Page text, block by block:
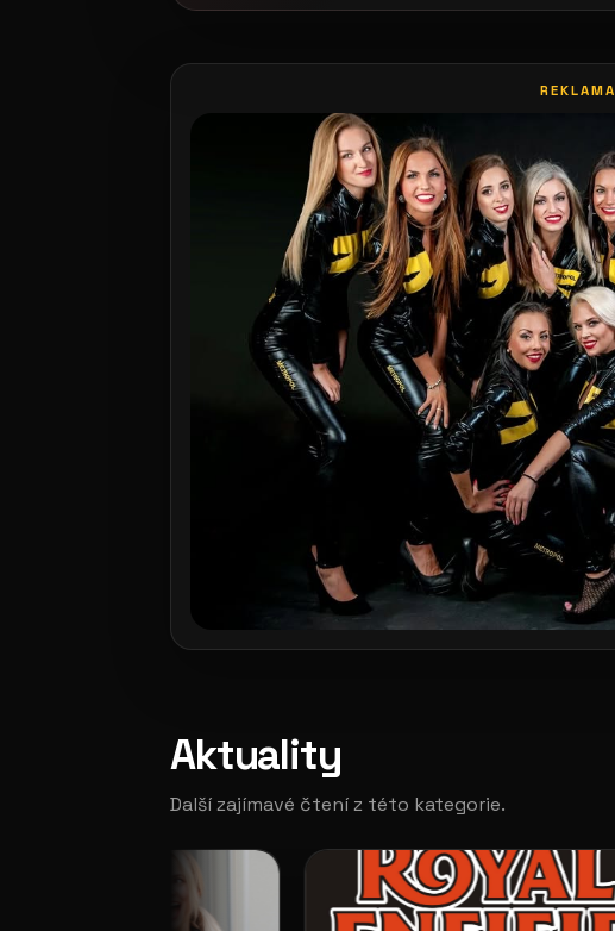
REKLAMA
Aktuality
Další zajímavé čtení z této kategorie.